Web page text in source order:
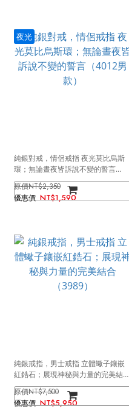
夜光
純銀對戒，情侶戒指 夜光莫比烏斯
環；無論晝夜皆訴說不變的誓言
（4012男款）
NT$2,350
NT$1,590
純銀戒指，男士戒指 立體蠍子鑲嵌
紅鋯石；展現神秘與力量的完美結合
（3989）
NT$7,500
NT$5,950